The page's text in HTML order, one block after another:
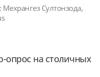
Мехрангез Султонзода,
опрос на столичных